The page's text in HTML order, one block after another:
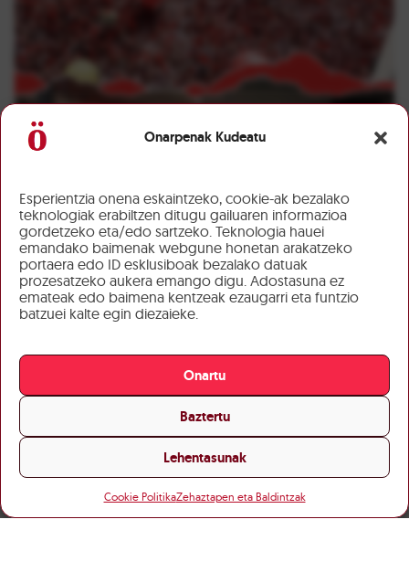
Onarpenak Kudeatu
Esperientzia onena eskaintzeko, cookie-ak bezalako
teknologiak erabiltzen ditugu gailuaren informazioa
gordetzeko eta/edo sartzeko. Teknologia hauei
emandako baimenak webgune honetan arakatzeko
portaera edo ID esklusiboak bezalako datuak
prozesatzeko aukera emango digu. Adostasuna ez
emateak edo baimena kentzeak ezaugarri eta funtzio
batzuei kalte egin diezaieke.
Onartu
Baztertu
Lehentasunak
Cookie PolitikaZehaztapen eta Baldintzak